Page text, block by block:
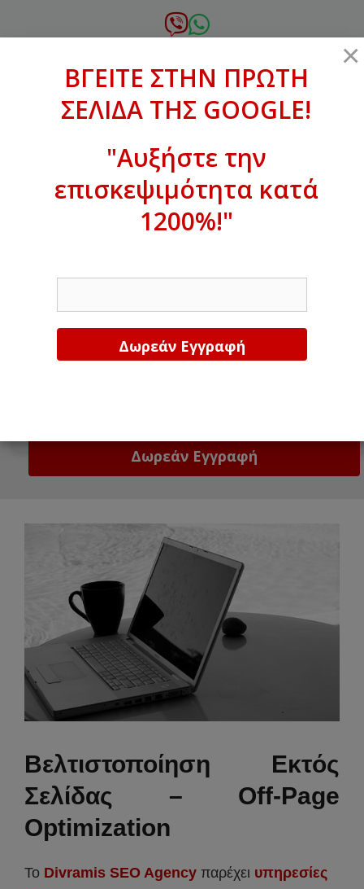
σε
xanthogenous@gmail.com
ΒΓΕΙΤΕ ΣΤΗΝ ΠΡΩΤΗ ΣΕΛΙΔΑ ΤΗΣ
GOOGLE!
Βελτιστοποίηση Εκτός
Σελίδας – Off-Page
Optimization
Το Divramis SEO Agency παρέχει υπηρεσίες
×
ΒΓΕΙΤΕ ΣΤΗΝ ΠΡΩΤΗ
ΣΕΛΙΔΑ ΤΗΣ GOOGLE!
"Αυξήστε την
επισκεψιμότητα κατά
1200%!"